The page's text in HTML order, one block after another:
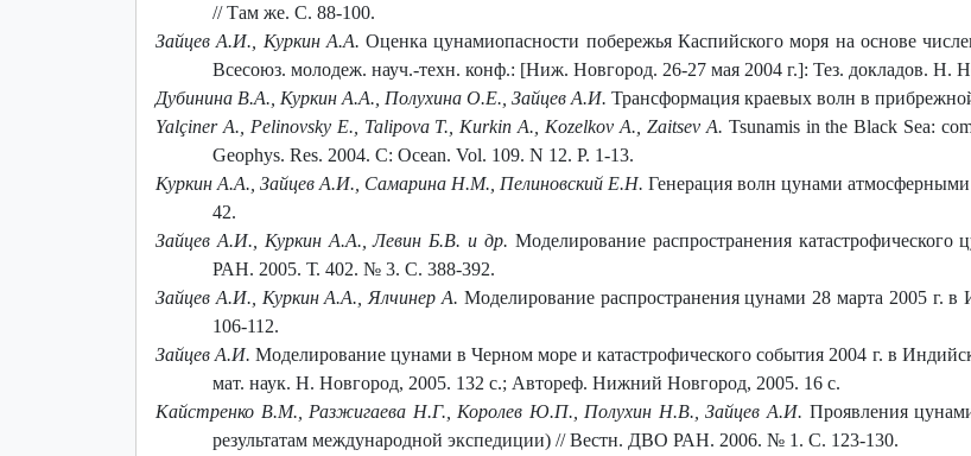
// Там же. С. 88-100.
Зайцев А.И., Куркин А.А. Оценка цунамиопасности побережья Каспийского моря на основе
Всесоюз. молодеж. науч.-техн. конф.: [Ниж. Новгород. 26-27 мая 2004 г.]: Тез. докладов. Н.
Дубинина В.А., Куркин А.А., Полухина О.Е., Зайцев А.И. Трансформация краевых волн в
Yalçiner A., Pelinovsky E., Talipova T., Kurkin A., Kozelkov A., Zaitsev A. Tsunamis in the Black Sea:
Geophys. Res. 2004. C: Ocean. Vol. 109. N 12. P. 1-13.
Куркин А.А., Зайцев А.И., Самарина Н.М., Пелиновский Е.Н. Генерация волн цунами
42.
Зайцев А.И., Куркин А.А., Левин Б.В. и др. Моделирование распространения
РАН. 2005. Т. 402. № 3. С. 388-392.
Зайцев А.И., Куркин А.А., Ялчинер А. Моделирование распространения цунами 28 марта 2005 г.
106-112.
Зайцев А.И.Моделирование цунами в Черном море и катастрофического события 2004 г. в
мат. наук. Н. Новгород, 2005. 132 с.; Автореф. Нижний Новгород, 2005. 16 с.
Кайстренко В.М., Разжигаева Н.Г., Королев Ю.П., Полухин Н.В., Зайцев А.И. Проявления
результатам международной экспедиции) // Вестн. ДВО РАН. 2006. № 1. С. 123-130.